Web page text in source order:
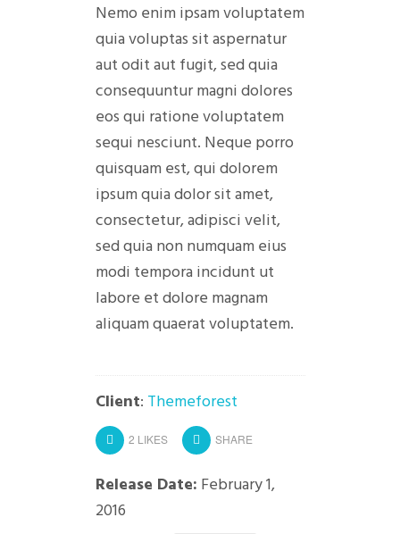
Nemo enim ipsam voluptatem
quia voluptas sit aspernatur
aut odit aut fugit, sed quia
consequuntur magni dolores
eos qui ratione voluptatem
sequi nesciunt. Neque porro
quisquam est, qui dolorem
ipsum quia dolor sit amet,
consectetur, adipisci velit,
sed quia non numquam eius
modi tempora incidunt ut
labore et dolore magnam
aliquam quaerat voluptatem.
Client: Themeforest
2 LIKES SHARE
Release Date: February 1,
2016